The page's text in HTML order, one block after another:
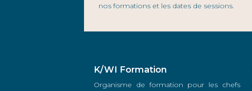
nos formations et les dates de sessions.
K/WI Formation
Organisme de formation pour les chefs